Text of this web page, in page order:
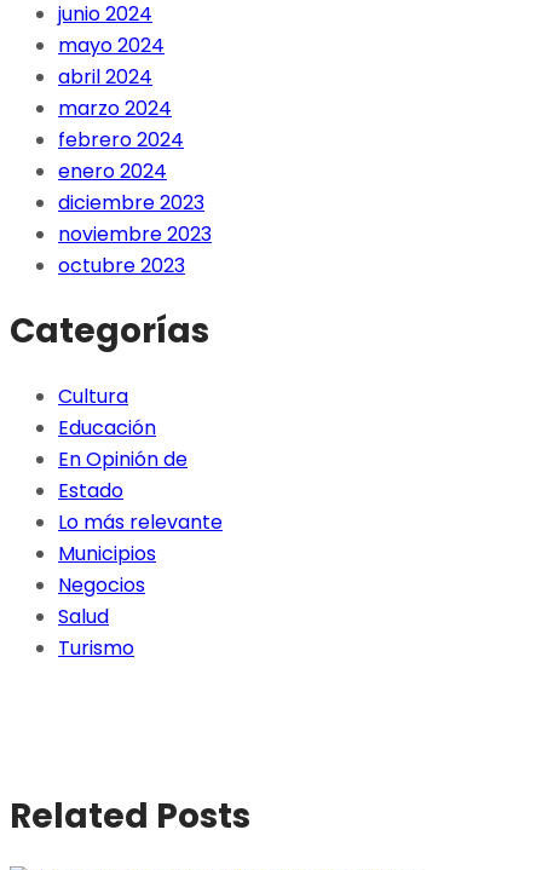
junio 2024
mayo 2024
abril 2024
marzo 2024
febrero 2024
enero 2024
diciembre 2023
noviembre 2023
octubre 2023
Categorías
Cultura
Educación
En Opinión de
Estado
Lo más relevante
Municipios
Negocios
Salud
Turismo
Related Posts